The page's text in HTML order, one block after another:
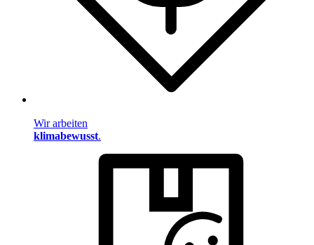
Wir arbeiten
klimabewusst.